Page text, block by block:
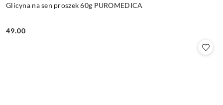
Glicyna na sen proszek 60g PUROMEDICA
Cena:
49.00